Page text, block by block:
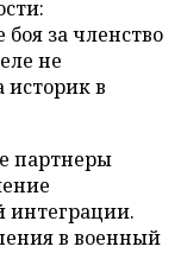
за членство
не
историк в
партнеры
интеграции.
в военный